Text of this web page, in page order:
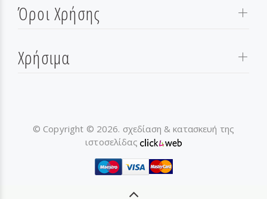
Όροι Χρήσης
Χρήσιμα
© Copyright © 2026. σχεδίαση & κατασκευή της
ιστοσελίδας